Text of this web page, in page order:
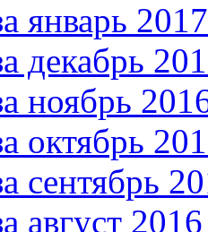
январь 2017
декабрь
ноябрь
октябрь
сентябрь
август 2016